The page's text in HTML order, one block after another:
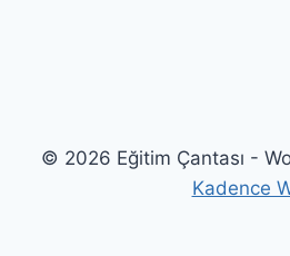
© 2026 Eğitim Çantası -
Kadence